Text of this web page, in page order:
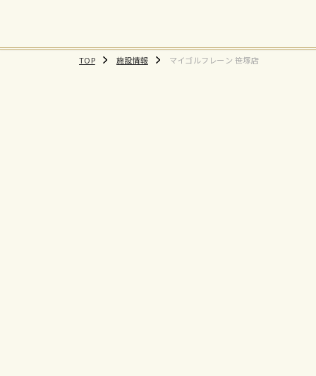
TOP 施設情報 マイゴルフレーン 笹塚店